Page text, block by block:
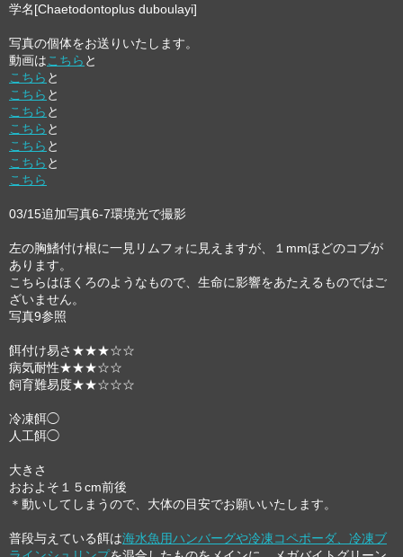
学名[Chaetodontoplus duboulayi]
写真の個体をお送りいたします。
動画はこちら と
こちら と
こちら と
こちら と
こちら と
こちら と
こちら と
こちら
03/15追加写真6-7環境光で撮影
左の胸鰭付け根に一見リムフォに見えますが、１mmほどのコブが
あります。
こちらはほくろのようなもので、生命に影響をあたえるものではご
ざいません。
写真9参照
餌付け易さ★★★☆☆
病気耐性★★★☆☆
飼育難易度★★☆☆☆
冷凍餌◯
人工餌◯
大きさ
おおよそ１５cm前後
＊動いしてしまうので、大体の目安でお願いいたします。
普段与えている餌は海水魚用ハンバーグや冷凍コペポーダ、冷凍ブ